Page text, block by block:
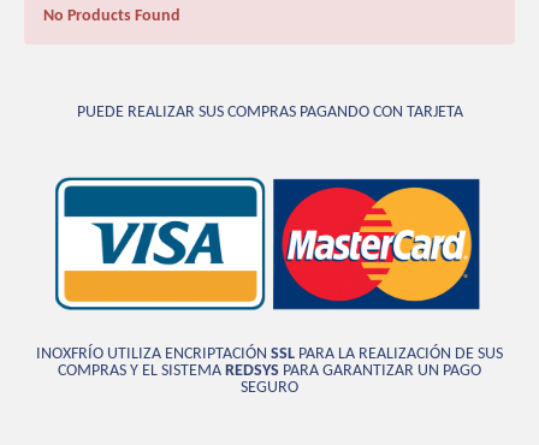
No Products Found
PUEDE REALIZAR SUS COMPRAS PAGANDO CON TARJETA
INOXFRÍO UTILIZA ENCRIPTACIÓN SSL PARA LA REALIZACIÓN DE SUS
COMPRAS Y EL SISTEMA REDSYS PARA GARANTIZAR UN PAGO
SEGURO